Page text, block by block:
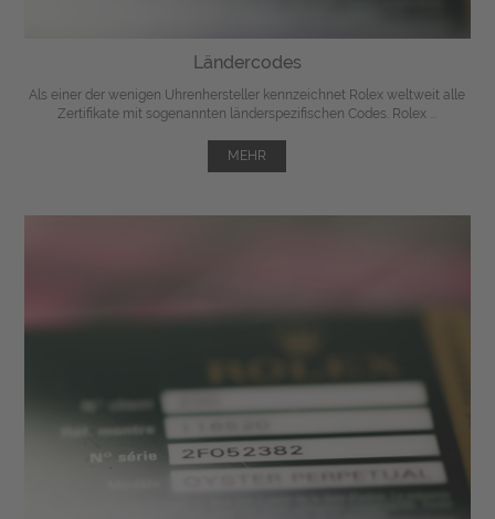
Ländercodes
Als einer der wenigen Uhrenhersteller kennzeichnet Rolex weltweit alle
Zertifikate mit sogenannten länderspezifischen Codes. Rolex ...
MEHR